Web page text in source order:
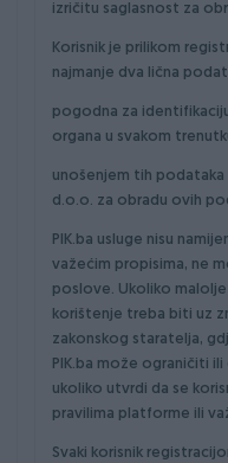
izričitu saglasnost za
Korisnik je prilikom
najmanje dva lična
pogodna za
organa u svakom
unošenjem tih podataka
d.o.o. za obradu ovih
PIK.ba usluge nisu
važećim propisima, ne
poslove. Ukoliko
korištenje treba biti uz
zakonskog staratelja,
PIK.ba može ograničiti
ukoliko utvrdi da se
pravilima platforme ili
Svaki korisnik